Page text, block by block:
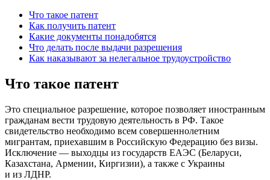
Что такое патент
Как получить патент
Какие документы понадобятся
Что делать после выдачи разрешения
Как наказывают за нелегальное трудоустройство
Что такое патент
Это специальное разрешение, которое позволяет иностранным
гражданам вести трудовую деятельность в РФ. Такое
свидетельство необходимо всем совершеннолетним
мигрантам, приехавшим в Российскую Федерацию без визы.
Исключение — выходцы из государств ЕАЭС (Беларуси,
Казахстана, Армении, Киргизии), а также с Украины
и из ЛДНР.